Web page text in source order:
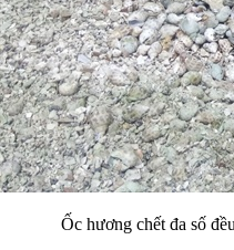
Ốc hương chết đa số